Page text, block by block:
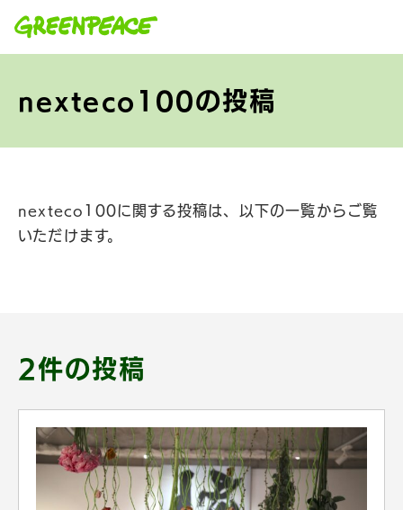
nexteco100の投稿
nexteco100に関する投稿は、以下の一覧からご覧
いただけます。
2件の投稿